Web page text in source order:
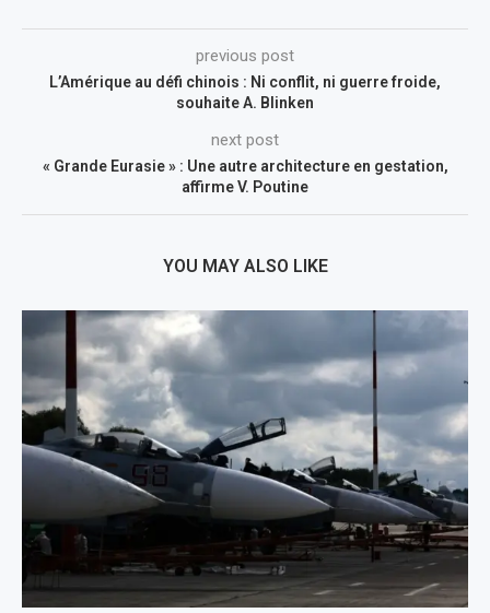
previous post
L’Amérique au défi chinois : Ni conflit, ni guerre froide,
souhaite A. Blinken
next post
« Grande Eurasie » : Une autre architecture en gestation,
affirme V. Poutine
YOU MAY ALSO LIKE